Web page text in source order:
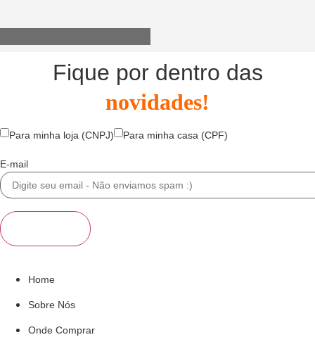
Fique por dentro das
novidades!
Para minha loja (CNPJ) Para minha casa (CPF)
E-mail
Home
Sobre Nós
Onde Comprar